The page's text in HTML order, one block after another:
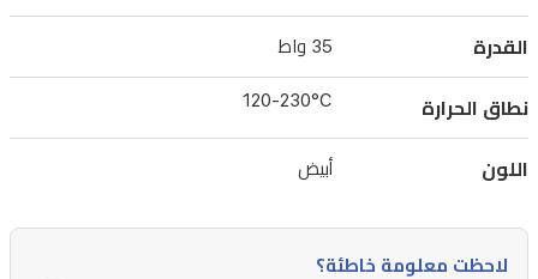
التمويج
وسلك
360°
لمنع
القدرة 35 واط
نطاق الحرارة 120-230°C
اللون أبيض
لاحظت معلومة خاطئة؟